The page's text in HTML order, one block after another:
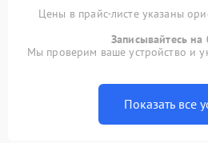
Цены в прайс-листе указаны
Записывайтесь на
Мы проверим ваше устройство и
Показать все